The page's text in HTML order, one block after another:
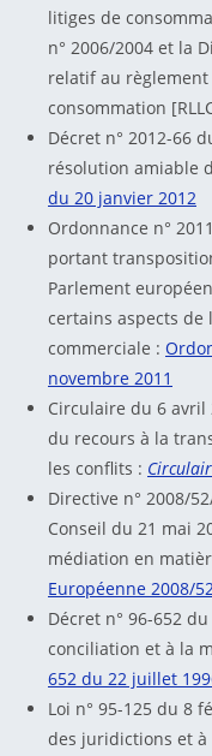
litiges de
n° 2006/2004 et la
relatif au
consommation
Décret n° 2012-66
résolution amiable
du 20 janvier 2012
Ordonnance n°
portant
Parlement
certains aspects
commerciale :
novembre 2011
Circulaire du 6
du recours à la
les conflits :
Directive n° 2008/
Conseil du 21 mai
médiation en
Européenne 2008/
Décret n° 96-652
conciliation et à la
652 du 22 juillet
Loi n° 95-125 du 8
des juridictions et à